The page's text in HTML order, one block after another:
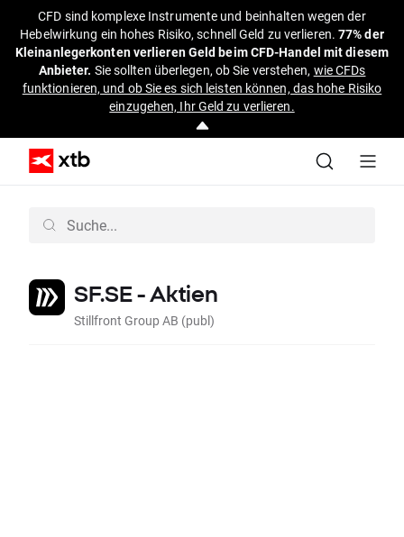
CFD sind komplexe Instrumente und beinhalten wegen der
Hebelwirkung ein hohes Risiko, schnell Geld zu verlieren.77% der
Kleinanlegerkonten verlieren Geld beim CFD-Handel mit diesem
Anbieter. Sie sollten überlegen, ob Sie verstehen, wie CFDs
funktionieren, und ob Sie es sich leisten können, das hohe Risiko
einzugehen, Ihr Geld zu verlieren.
SF.SE - Aktien
Stillfront Group AB (publ)